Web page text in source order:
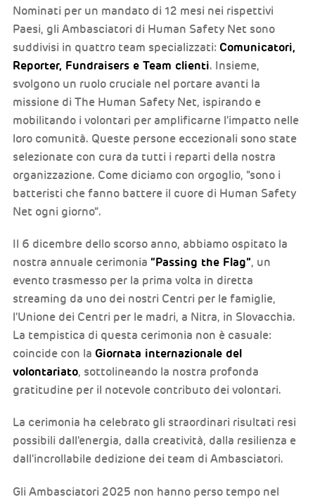
Nominati per un mandato di 12 mesi nei rispettivi
Paesi, gli Ambasciatori di Human Safety Net sono
suddivisi in quattro team specializzati: Comunicatori,
Reporter, Fundraisers e Team clienti. Insieme,
svolgono un ruolo cruciale nel portare avanti la
missione di The Human Safety Net, ispirando e
mobilitando i volontari per amplificarne l'impatto nelle
loro comunità. Queste persone eccezionali sono state
selezionate con cura da tutti i reparti della nostra
organizzazione. Come diciamo con orgoglio, “sono i
batteristi che fanno battere il cuore di Human Safety
Net ogni giorno”.
Il 6 dicembre dello scorso anno, abbiamo ospitato la
nostra annuale cerimonia “Passing the Flag”, un
evento trasmesso per la prima volta in diretta
streaming da uno dei nostri Centri per le famiglie,
l'Unione dei Centri per le madri, a Nitra, in Slovacchia.
La tempistica di questa cerimonia non è casuale:
coincide con la Giornata internazionale del
volontariato, sottolineando la nostra profonda
gratitudine per il notevole contributo dei volontari.
La cerimonia ha celebrato gli straordinari risultati resi
possibili dall'energia, dalla creatività, dalla resilienza e
dall'incrollabile dedizione dei team di Ambasciatori.
Gli Ambasciatori 2025 non hanno perso tempo nel